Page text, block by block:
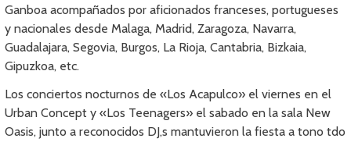
Ganboa acompañados por aficionados franceses, portugueses
y nacionales desde Malaga, Madrid, Zaragoza, Navarra,
Guadalajara, Segovia, Burgos, La Rioja, Cantabria, Bizkaia,
Gipuzkoa, etc.
Los conciertos nocturnos de «Los Acapulco» el viernes en el
Urban Concept y «Los Teenagers» el sabado en la sala New
Oasis, junto a reconocidos DJ,s mantuvieron la fiesta a tono tdo